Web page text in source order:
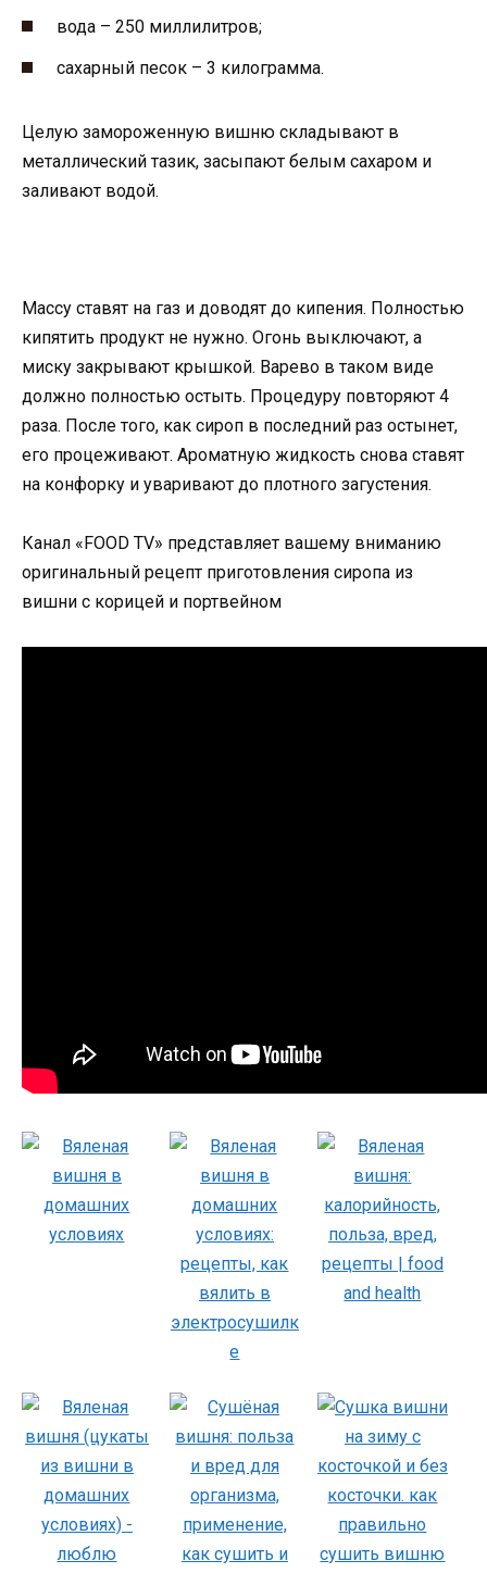
вода – 250 миллилитров;
сахарный песок – 3 килограмма.
Целую замороженную вишню складывают в
металлический тазик, засыпают белым сахаром и
заливают водой.
Массу ставят на газ и доводят до кипения. Полностью
кипятить продукт не нужно. Огонь выключают, а
миску закрывают крышкой. Варево в таком виде
должно полностью остыть. Процедуру повторяют 4
раза. После того, как сироп в последний раз остынет,
его процеживают. Ароматную жидкость снова ставят
на конфорку и уваривают до плотного загустения.
Канал «FOOD TV» представляет вашему вниманию
оригинальный рецепт приготовления сиропа из
вишни с корицей и портвейном